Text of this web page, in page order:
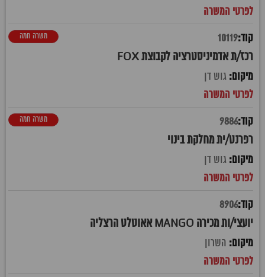
10119
רכז/ת אדמיניסטרציה לקבוצת FOX
משרה חמה
גוש דן
9886
רפרנט/ית מחלקת בינוי
משרה חמה
גוש דן
8906
יועצי/ות מכירה MANGO אאוטלט הרצליה
השרון